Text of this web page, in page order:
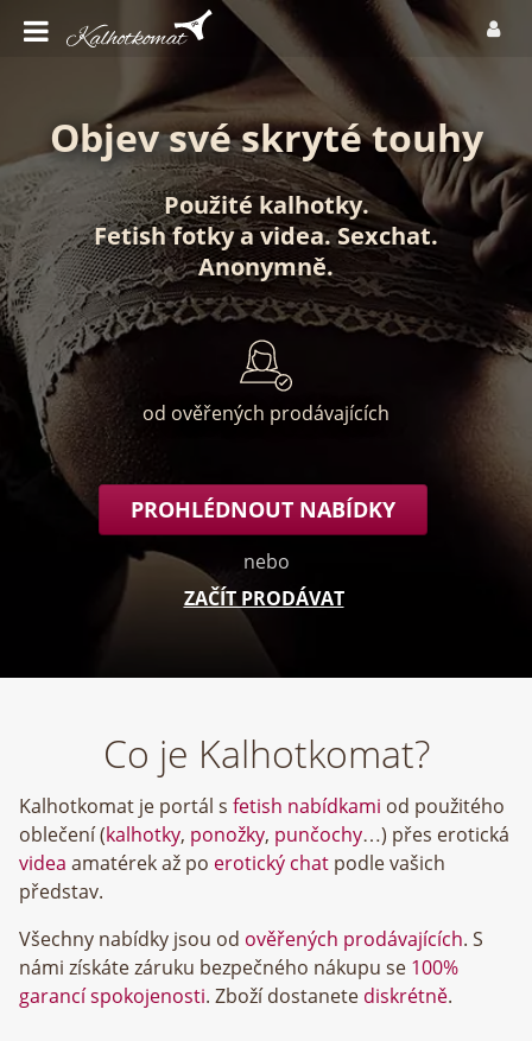
Objev své skryté touhy
Použité kalhotky.
Fetish fotkyavidea.Sexchat.
Anonymně.
od ověřených prodávajících
PROHLÉDNOUT NABÍDKY
nebo
ZAČÍT PRODÁVAT
Co je Kalhotkomat?
Kalhotkomat je portál s fetish nabídkami od použitého
oblečení (kalhotky, ponožky, punčochy…) přes erotická
videa amatérek až po erotický chat podle vašich
představ.
Všechny nabídky jsou od ověřených prodávajících. S
námi získáte záruku bezpečného nákupu se 100%
garancí spokojenosti. Zboží dostanete diskrétně.